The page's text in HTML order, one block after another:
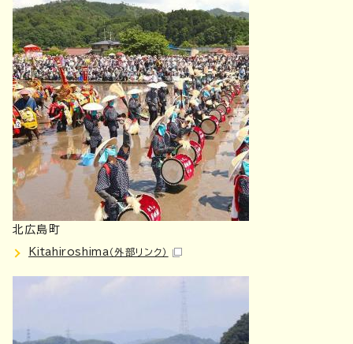
北広島町
Kitahiroshima （外部リンク）